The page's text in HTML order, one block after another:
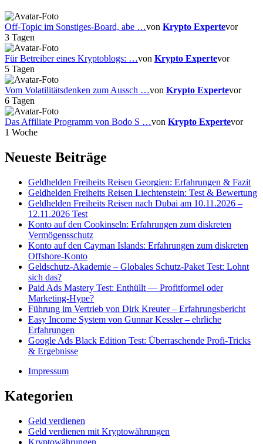
Off-Topic im Sonstiges-Board, abe …von Krypto Expertevor
3 Tagen
Für Betreiber eines Kryptoblogs: …von Krypto Expertevor
5 Tagen
Vom Volatilitätsdenken zum Aussch …von Krypto Expertevor
6 Tagen
Das Affiliate Programm von Bodo S …von Krypto Expertevor
1 Woche
Neueste Beiträge
Geldhelden Freiheits Reisen Georgien: Erfahrungen & Fazit
Geldhelden Freiheits Reisen Liechtenstein: Test & Bewertung
Geldhelden Freiheits Reisen nach Dubai am 10.11.2026 –
12.11.2026 Test
Konto auf den Cookinseln: Erfahrungen zum diskreten
Vermögensschutz
Konto auf den Cayman Islands: Erfahrungen zum diskreten
Offshore-Konto
Geldschutz-Akademie – Globales Schutz-Paket Test: Lohnt
sich das?
Paid Ads Mastery Test: Enthüllt — Profitformel oder
Marketing-Hype?
Führung im Vertrieb von Dirk Kreuter – Erfahrungsbericht
Easy Income System von Gunnar Kessler – ehrliche
Erfahrungen
Google Ads Black Edition Test: Überraschende Profi-Tricks
& Ergebnisse
Impressum
Kategorien
Geld verdienen
Geld verdienen mit Kryptowährungen
Kryptowährungen